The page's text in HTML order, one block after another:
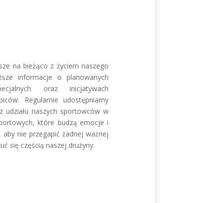
na bieżąco z życiem naszego
informacje o planowanych
oraz inicjatywach
Regularnie udostępniamy
naszych sportowców w
które budzą emocje i
aby nie przegapić żadnej ważnej
się częścią naszej drużyny.